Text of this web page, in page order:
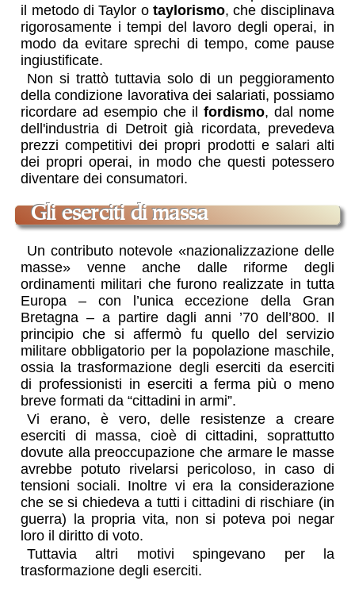
il metodo di Taylor otaylorismo, che disciplinava
rigorosamente i tempi del lavoro degli operai, in
modo da evitare sprechi di tempo, come pause
ingiustificate.
Non si trattò tuttavia solo di un peggioramento
della condizione lavorativa dei salariati, possiamo
ricordare ad esempio che il fordismo, dal nome
dell'industria di Detroit già ricordata, prevedeva
prezzi competitivi dei propri prodotti e salari alti
dei propri operai, in modo che questi potessero
diventare dei consumatori.
gli eserciti di massa
Un contributo notevole
nazionalizzazione delle
masse
venne anche dalle riforme degli
ordinamenti militari che furono realizzate in tutta
Europa – con l’unica eccezione della Gran
Bretagna – a partire dagli anni ’70 dell’800. Il
principio che si affermò fu quello del servizio
militare obbligatorio per la popolazione maschile,
ossia la trasformazione degli eserciti da eserciti
di professionisti in eserciti a ferma più o meno
breve formati da “cittadini in armi”.
Vi erano, è vero, delle resistenze a creare
eserciti di massa, cioè di cittadini, soprattutto
dovute alla preoccupazione che armare le masse
avrebbe potuto rivelarsi pericoloso, in caso di
tensioni sociali. Inoltre vi era la considerazione
che se si chiedeva a tutti i cittadini di rischiare (in
guerra) la propria vita, non si poteva poi negar
loro il diritto di voto.
Tuttavia altri motivi spingevano per la
trasformazione degli eserciti.